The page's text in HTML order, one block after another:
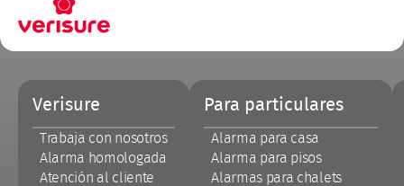
Pie
página
Verisure
Trabaja con nosotros
Alarma homologada
Atención al cliente
Para particulares
Alarma para casa
Alarma para pisos
Alarmas para chalets